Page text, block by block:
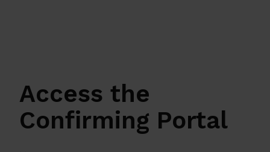
Access the
Confirming Portal